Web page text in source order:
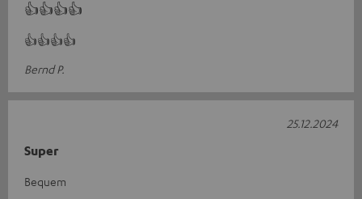
👍👍👍👍
👍👍👍👍
Bernd P.
Super
Bequem
25.12.2024